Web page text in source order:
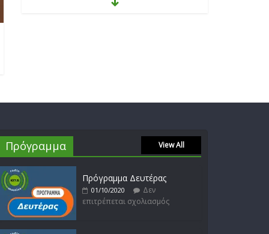
Θοδωρής Φέρρης
επιτρέπεται σχολιασμός
Απόστολος Ρίζος
Δεν
επιτρέπεται σχολιασμός
Πρόγραμμα View All
Πρόγραμμα Δευτέρας
01/10/2020
Δεν
επιτρέπεται σχολιασμός